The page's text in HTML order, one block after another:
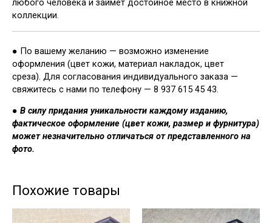
любого человека и займет достойное место в книжной
коллекции.
● По вашему желанию — возможно изменение
оформления (цвет кожи, материал накладок, цвет
среза). Для согласования индивидуального заказа —
свяжитесь с нами по телефону — 8 937 615 45 43.
● В силу придания уникальности каждому изданию,
фактическое оформление (цвет кожи, размер и фурнитура)
может незначительно отличаться от представленного на
фото.
Похожие товары